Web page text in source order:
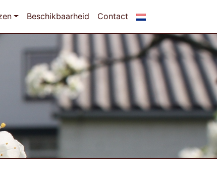
Beschikbaarheid Contact